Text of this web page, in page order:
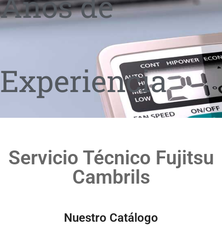
Experiencia
Servicio Técnico Fujitsu
Cambrils
Nuestro Catálogo